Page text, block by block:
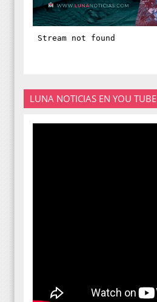
LUNA NOTICIAS EN YOU TUBE